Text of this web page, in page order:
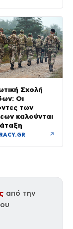
Σχολή
Οι
των
καλούνται
↗
από την